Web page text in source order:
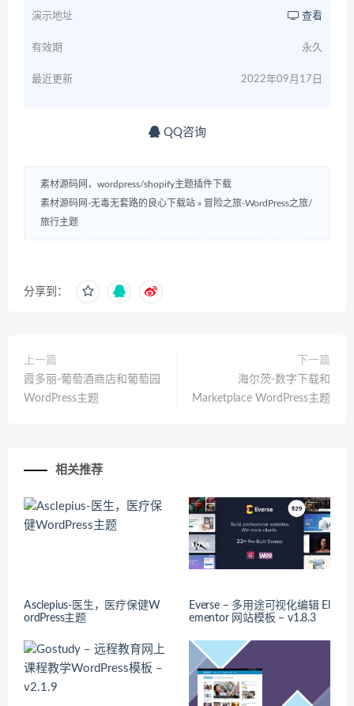
演示地址 查看
有效期 永久
最近更新 2022年09月17日
QQ咨询
素材源码网，wordpress/shopify主题插件下载
素材源码网-无毒无套路的良心下载站 » 冒险之旅-WordPress之旅/
旅行主题
分享到：
上一篇
霞多丽-葡萄酒商店和葡萄园
WordPress主题
下一篇
海尔茨-数字下载和
Marketplace WordPress主题
相关推荐
Asclepius-医生，医疗保健W
ordPress主题
Everse – 多用途可视化编辑 El
ementor 网站模板 – v1.8.3